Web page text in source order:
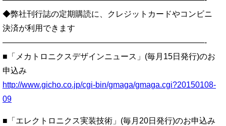
◆弊社刊行誌の定期購読に、クレジットカードやコンビニ
決済が利用できます
—————————————————————————-
■「メカトロニクスデザインニュース」(毎月15日発行)のお
申込み
http://www.gicho.co.jp/cgi-bin/gmaga/gmaga.cgi?20150108-
09
■「エレクトロニクス実装技術」(毎月20日発行)のお申込み